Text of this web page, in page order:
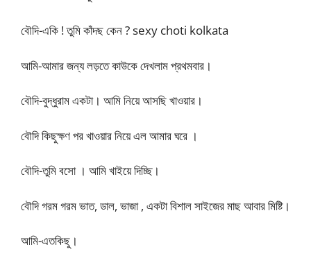
বৌদি-একি ! তুমি কাঁদছ কেন ? sexy choti kolkata
আমি-আমার জন্য লড়তে কাউকে দেখলাম প্রথমবার।
বৌদি-বুদ্ধুরাম একটা। আমি নিয়ে আসছি খাওয়ার।
বৌদি কিছুক্ষণ পর খাওয়ার নিয়ে এল আমার ঘরে ।
বৌদি-তুমি বসো । আমি খাইয়ে দিচ্ছি।
বৌদি গরম গরম ভাত, ডাল, ভাজা , একটা বিশাল সাইজের মাছ আবার মিষ্টি।
আমি-এতকিছু।